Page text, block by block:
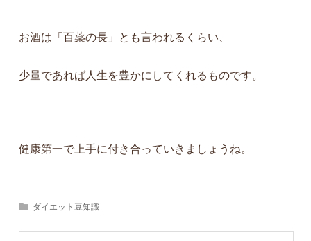
お酒は「百薬の長」とも言われるくらい、
少量であれば人生を豊かにしてくれるものです。
健康第一で上手に付き合っていきましょうね。
ダイエット豆知識